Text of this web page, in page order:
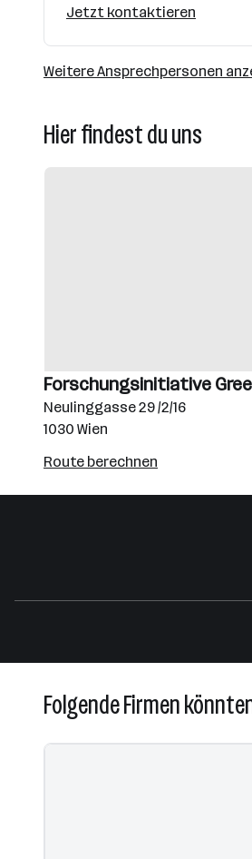
Jetzt kontaktieren
Weitere Ansprechpersonen
Hier findest du uns
Forschungsinitiative
Neulinggasse 29 /2/16
1030 Wien
Route
Route berechnen
Folgende Firmen